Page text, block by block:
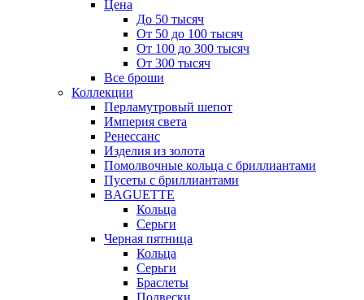
Цена
До 50 тысяч
От 50 до 100 тысяч
От 100 до 300 тысяч
От 300 тысяч
Все броши
Коллекции
Перламутровый шепот
Империя света
Ренессанс
Изделия из золота
Помолвочные кольца с бриллиантами
Пусеты с бриллиантами
BAGUETTE
Кольца
Серьги
Черная пятница
Кольца
Серьги
Браслеты
Подвески